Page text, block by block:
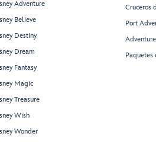
Adventure
Believe
Destiny
Dream
Fantasy
Magic
Treasure
Wish
Wonder
Cruceros
Port
Paquetes